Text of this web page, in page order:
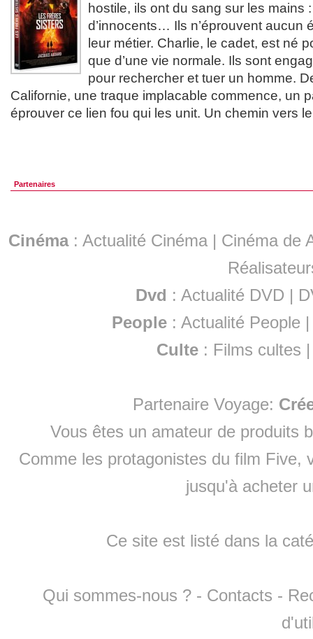
hostile, ils ont du sang sur les mains
d’innocents… Ils n’éprouvent aucun
leur métier. Charlie, le cadet, est né
que d’une vie normale. Ils sont
pour rechercher et tuer un homme.
Californie, une traque implacable commence, un
éprouver ce lien fou qui les unit. Un chemin vers
Partenaires
Cinéma: Actualité Cinéma | Cinéma de
Dvd : Actualité DVD |
People :Actualité People
Culte : Films cultes
Partenaire Voyage:
Vous êtes un amateur de produits
Comme les protagonistes du film Five,
jusqu'à acheter
Ce site est listé dans la
Qui sommes-nous ? - Contacts -